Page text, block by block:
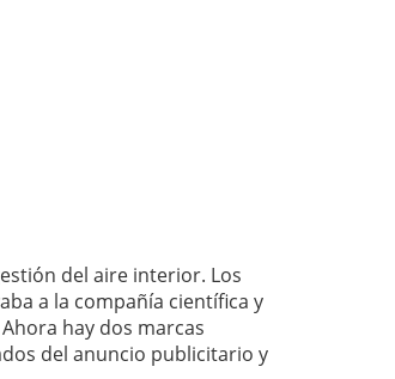
del aire interior. Los
a la compañía científica y
hay dos marcas
del anuncio publicitario y